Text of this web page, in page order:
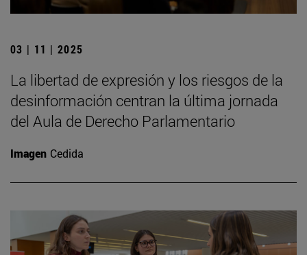
03 | 11 | 2025
La libertad de expresión y los riesgos de la
desinformación centran la última jornada
del Aula de Derecho Parlamentario
Imagen Cedida